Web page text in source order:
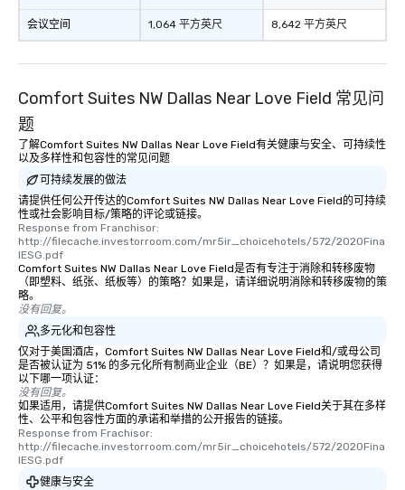
会议空间 1,064 平方英尺 8,642 平方英尺
Comfort Suites NW Dallas Near Love Field 常见问
题
了解Comfort Suites NW Dallas Near Love Field有关健康与安全、可持续性
以及多样性和包容性的常见问题
可持续发展的做法
请提供任何公开传达的Comfort Suites NW Dallas Near Love Field的可持续
性或社会影响目标/策略的评论或链接。
Response from Franchisor:
http://filecache.investorroom.com/mr5ir_choicehotels/572/2020Fina
lESG.pdf
Comfort Suites NW Dallas Near Love Field是否有专注于消除和转移废物
（即塑料、纸张、纸板等）的策略？如果是，请详细说明消除和转移废物的策
略。
没有回复。
多元化和包容性
仅对于美国酒店，Comfort Suites NW Dallas Near Love Field和/或母公司
是否被认证为 51% 的多元化所有制商业企业（BE）？如果是，请说明您获得
以下哪一项认证：
没有回复。
如果适用，请提供Comfort Suites NW Dallas Near Love Field关于其在多样
性、公平和包容性方面的承诺和举措的公开报告的链接。
Response from Frachisor:
http://filecache.investorroom.com/mr5ir_choicehotels/572/2020Fina
lESG.pdf
健康与安全